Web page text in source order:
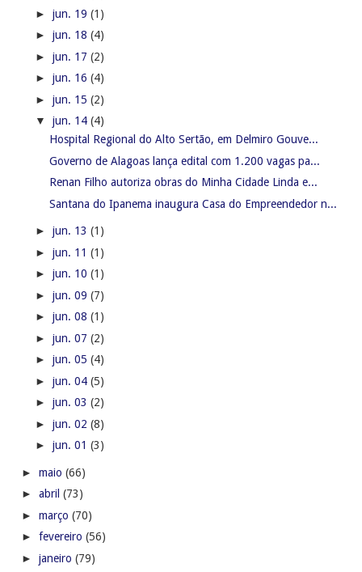
► jun. 19 (1)
► jun. 18 (4)
► jun. 17 (2)
► jun. 16 (4)
► jun. 15 (2)
▼ jun. 14 (4)
Hospital Regional do Alto Sertão, em Delmiro Gouve...
Governo de Alagoas lança edital com 1.200 vagas pa...
Renan Filho autoriza obras do Minha Cidade Linda e...
Santana do Ipanema inaugura Casa do Empreendedor n...
► jun. 13 (1)
► jun. 11 (1)
► jun. 10 (1)
► jun. 09 (7)
► jun. 08 (1)
► jun. 07 (2)
► jun. 05 (4)
► jun. 04 (5)
► jun. 03 (2)
► jun. 02 (8)
► jun. 01 (3)
► maio (66)
► abril (73)
► março (70)
► fevereiro (56)
► janeiro (79)